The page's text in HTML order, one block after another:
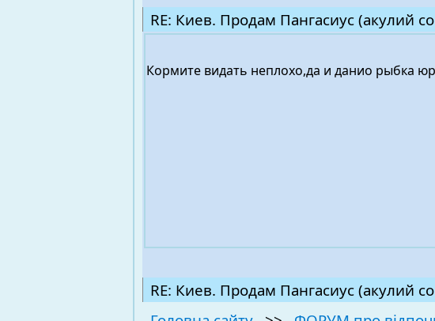
RE: Киев. Продам Пангасиус (акулий
Кормите видать неплохо,да и данио рыбка
RE: Киев. Продам Пангасиус (акулий